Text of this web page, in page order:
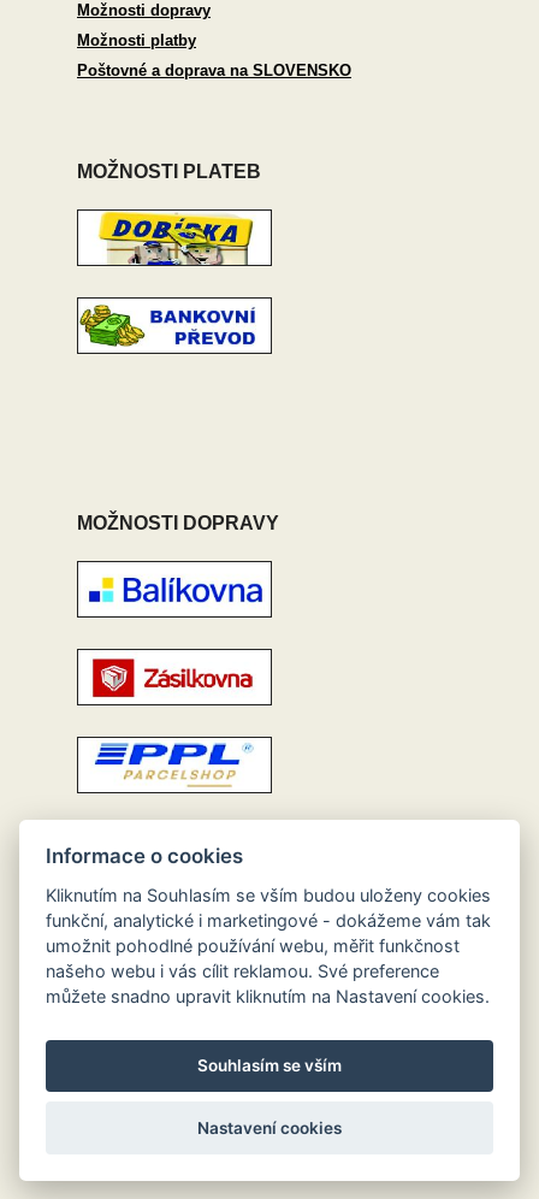
Možnosti dopravy
Možnosti platby
Poštovné a doprava na SLOVENSKO
MOŽNOSTI PLATEB
MOŽNOSTI DOPRAVY
Informace o cookies
Kliknutím na Souhlasím se vším budou uloženy cookies
funkční, analytické i marketingové - dokážeme vám tak
umožnit pohodlné používání webu, měřit funkčnost
našeho webu i vás cílit reklamou. Své preference
můžete snadno upravit kliknutím na Nastavení cookies.
Souhlasím se vším
Nastavení cookies